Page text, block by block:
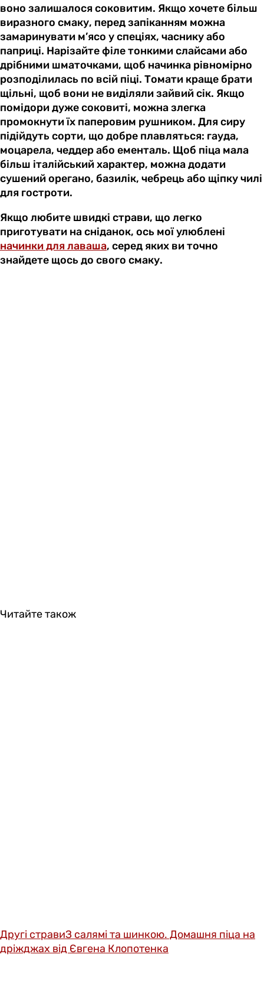
воно залишалося соковитим. Якщо хочете більш
виразного смаку, перед запіканням можна
замаринувати м’ясо у спеціях, часнику або
паприці. Нарізайте філе тонкими слайсами або
дрібними шматочками, щоб начинка рівномірно
розподілилась по всій піці. Томати краще брати
щільні, щоб вони не виділяли зайвий сік. Якщо
помідори дуже соковиті, можна злегка
промокнути їх паперовим рушником. Для сиру
підійдуть сорти, що добре плавляться: гауда,
моцарела, чеддер або ементаль. Щоб піца мала
більш італійський характер, можна додати
сушений орегано, базилік, чебрець або щіпку чилі
для гостроти.
Якщо любите швидкі страви, що легко
приготувати на сніданок, ось мої улюблені
начинки для лаваша, серед яких ви точно
знайдете щось до свого смаку.
Читайте також
Другі стравиЗ салямі та шинкою. Домашня піца на
дріжджах від Євгена Клопотенка